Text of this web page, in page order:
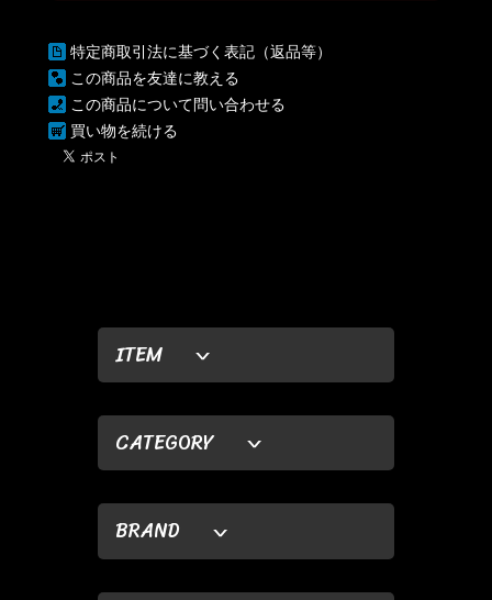
ITEM
CATEGORY
BRAND
特定商取引法に基づく表記（返品等）
この商品を友達に教える
この商品について問い合わせる
買い物を続ける